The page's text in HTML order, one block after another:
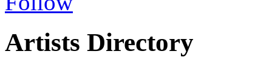
Artists Directory